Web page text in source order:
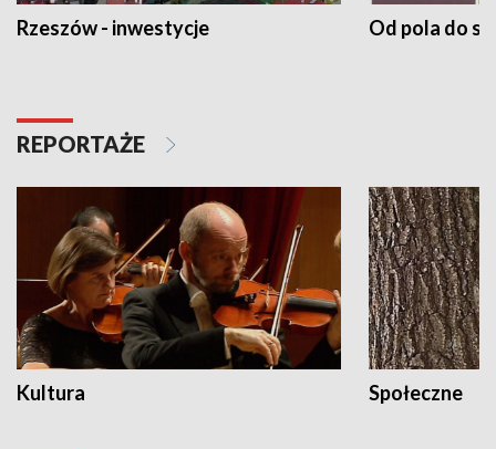
Rzeszów - inwestycje Od pola do
REPORTAŻE
Kultura Społeczne